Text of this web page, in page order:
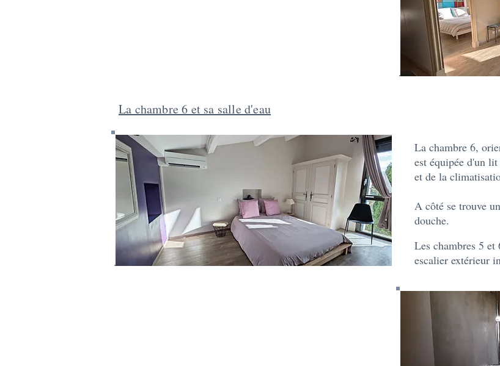
La chambre 6 et sa salle d'eau
La chambre 6,
est équipée d'un
et de la
A côté se trouve
douche.
Les chambres 5 et
escalier extérieur